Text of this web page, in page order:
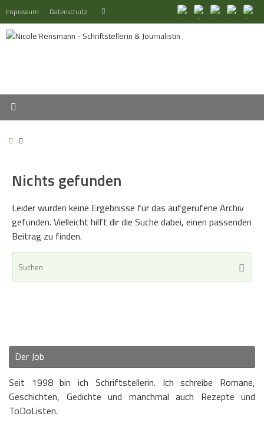
Inhalt
springen
Impressum Datenschutz Suchen
Start
Nichts gefunden
Leider wurden keine Ergebnisse für das aufgerufene Archiv
gefunden. Vielleicht hilft dir die Suche dabei, einen passenden
Beitrag zu finden.
Der Job
Seit 1998 bin ich Schriftstellerin. Ich schreibe Romane,
Geschichten, Gedichte und manchmal auch Rezepte und
ToDoListen.